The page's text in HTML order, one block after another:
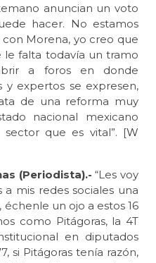
anuncian un voto
hacer. No estamos
Morena, yo creo que
le falta todavía un tramo
a foros en donde
y expertos se expresen,
de una reforma muy
nacional mexicano
que es vital”. [W
(Periodista).- “Les voy
mis redes sociales una
échenle un ojo a estos 16
como Pitágoras, la 4T
en diputados
si Pitágoras tenía razón,